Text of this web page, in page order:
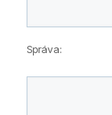
Správa: